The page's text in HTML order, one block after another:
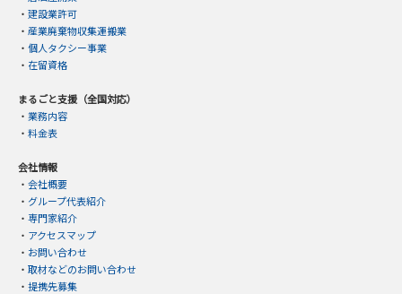
・ 建設業許可
・ 産業廃棄物収集運搬業
・ 個人タクシー事業
・ 在留資格
まるごと支援（全国対応）
・ 業務内容
・ 料金表
会社情報
・ 会社概要
・ グループ代表紹介
・ 専門家紹介
・ アクセスマップ
・ お問い合わせ
・ 取材などのお問い合わせ
・ 提携先募集